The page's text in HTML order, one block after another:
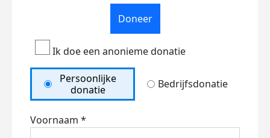
Doneer
Ik doe een anonieme donatie
Persoonlijke
donatie
Bedrijfsdonatie
Voornaam *